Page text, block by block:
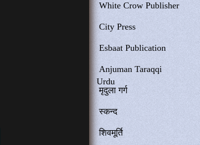
White Crow Publisher
City Press
Esbaat Publication
Anjuman Taraqqi
Urdu
मृदुला गर्ग
स्कन्द
शिवमूर्ति